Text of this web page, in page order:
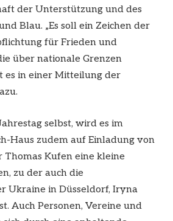
der Unterstützung und des
Blau. „Es soll ein Zeichen der
für Frieden und
über nationale Grenzen
es in einer Mitteilung der
selbst, wird es im
Haus zudem auf Einladung von
Kufen eine kleine
zu der auch die
Ukraine in Düsseldorf, Iryna
Auch Personen, Vereine und